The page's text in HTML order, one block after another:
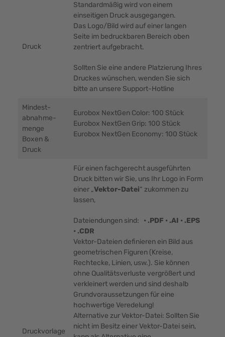
Druck
Standardmäßig wird von einem
einseitigen Druck ausgegangen.
Das Logo/Bild wird auf einer langen
Seite im bedruckbaren Bereich oben
zentriert aufgebracht.
Sollten Sie eine andere Platzierung Ihres
Druckes wünschen, wenden Sie sich
bitte an unsere Support-Hotline
Mindest-
abnahme-
menge
Boxen &
Druck
Eurobox NextGen Color: 100 Stück
Eurobox NextGen Grip: 100 Stück
Eurobox NextGen Economy: 100 Stück
Druckvorlage
Für einen fachgerecht ausgeführten
Druck bitten wir Sie, uns Ihr Logo in Form
einer „Vektor-Datei“ zukommen zu
lassen,
Dateiendungen sind: • .PDF • .AI • .EPS
• .CDR
Vektor-Dateien definieren ein Bild aus
geometrischen Figuren (Kreise,
Rechtecke, Linien, usw.). Sie können
ohne Qualitätsverluste vergrößert und
verkleinert werden und sind deshalb
Grundvoraussetzungen für eine
hochwertige Veredelung!
Alternative zur Vektor-Datei: Sollten Sie
nicht im Besitz einer Vektor-Datei sein,